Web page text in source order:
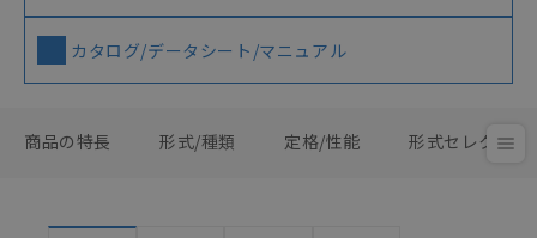
カタログ/データシート/マニュアル
商品の特長 形式/種類 定格/性能 形式セレクタ